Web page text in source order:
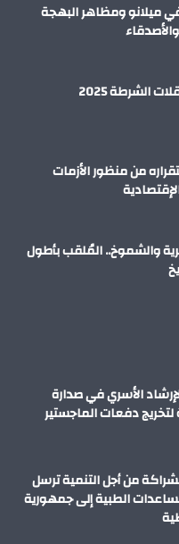
في ميلانو ومظاهر البهجة
الشرطة 2025
من منظور الأزمات
والشموخ.. المُلقب بأطول
الأسري في صدارة
لتخريج دفعات الماجستير
من أجل التنمية ترسل
الطبية إلى جمهورية